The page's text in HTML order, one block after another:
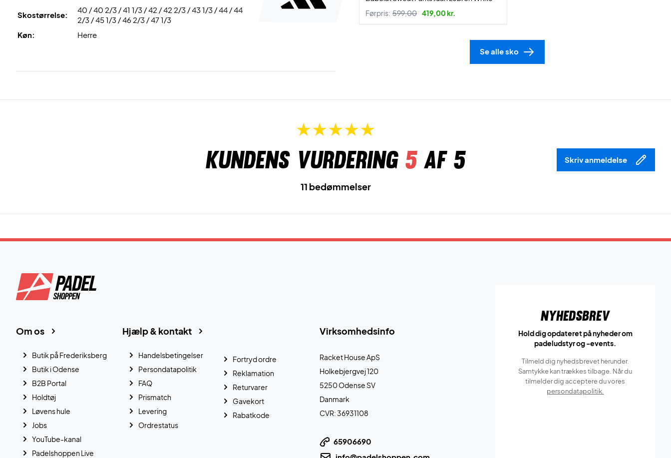
Skostørrelse:
40 / 40 2/3 / 41 1/3 / 42 / 42 2/3 / 43 1/3 / 44 / 44
2/3 / 45 1/3 / 46 2/3 / 47 1/3
Køn:
Herre
Førpris: 599,00 419,00 kr.
Se alle sko
Kundens vurdering 5af 5 Skriv anmeldelse
11 bedømmelser
Virksomhedsinfo
Racket House ApS
Holkebjergvej 120
5250 Odense SV
Danmark
CVR: 36931108
65906690
Hjælp & kontakt
Handelsbetingelser
Persondatapolitik
FAQ
Prismatch
Levering
Ordrestatus
Fortryd ordre
Reklamation
Returvarer
Gavekort
Rabatkode
Om os
Butik på Frederiksberg
Butik i Odense
B2B Portal
Holdtøj
Løvens hule
Jobs
YouTube-kanal
Padelshoppen Live
Nyhedsbrev
Hold dig opdateret på nyheder om
padeludstyr og -events.
Tilmeld dig nyhedsbrevet herunder.
Samtykke kan trækkes tilbage. Når du
tilmelder dig acceptere du vores
persondatapolitik.